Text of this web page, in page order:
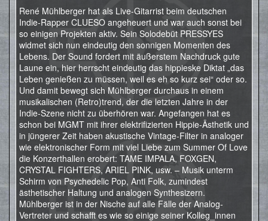
René Mühlberger hat als Live-Gitarrist beim deutschen
Indie-Rapper CLUESO angeheuert und war auch sonst bei
so einigen Projekten aktiv. Sein Solodebüt PRESSYES
widmet sich nun eindeutig den sonnigen Momenten des
Lebens. Der Sound fordert mit äußerstem Nachdruck gute
Laune ein, hier herrscht eindeutig das hippieske Diktat „das
Leben genießen zu müssen, weil es eh so kurz sei“ oder so.
Und damit bewegt sich Mühlberger durchaus in einem
musikalischen (Retro)trend, der die letzten Jahre in der
Indie-Szene nicht zu überhören war. Angefangen hat es
schon bei MGMT mit ihrer elektrifizierten Hippie-Ästhetik und
in jüngerer Zeit haben akustische Vintage-Filter in analoger
wie elektronischer Form mit viel Liebe zum Summer Of Love
die Konzerthallen erobert: TAME IMPALA, FOXGEN,
CRYSTAL FIGHTERS, ARIEL PINK, usw. – Musik unterm
Schirm von Psychedelic Pop, Anti Folk, zumindest
ästhetischer Haltung und analogen Synthesizern.
Mühlberger ist in der Nische auf alle Fälle der Analog-
Vertreter und schafft es wie so einige seiner Kolleg_innen